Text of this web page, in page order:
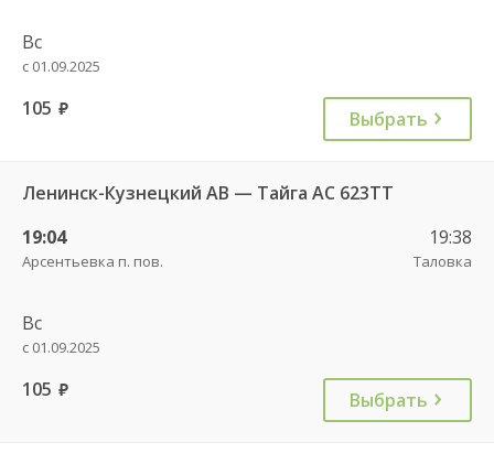
Вс
с 01.09.2025
105 руб. Выбрать
Ленинск-Кузнецкий АВ — Тайга АС 623ТТ
19:04
Арсентьевка п. пов.
19:38
Таловка
Вс
с 01.09.2025
105 руб. Выбрать